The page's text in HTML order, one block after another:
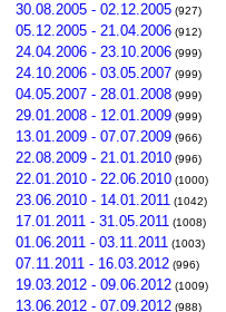
30.08.2005 - 02.12.2005 (927)
05.12.2005 - 21.04.2006 (912)
24.04.2006 - 23.10.2006 (999)
24.10.2006 - 03.05.2007 (999)
04.05.2007 - 28.01.2008 (999)
29.01.2008 - 12.01.2009 (999)
13.01.2009 - 07.07.2009 (966)
22.08.2009 - 21.01.2010 (996)
22.01.2010 - 22.06.2010 (1000)
23.06.2010 - 14.01.2011 (1042)
17.01.2011 - 31.05.2011 (1008)
01.06.2011 - 03.11.2011 (1003)
07.11.2011 - 16.03.2012 (996)
19.03.2012 - 09.06.2012 (1009)
13.06.2012 - 07.09.2012 (988)